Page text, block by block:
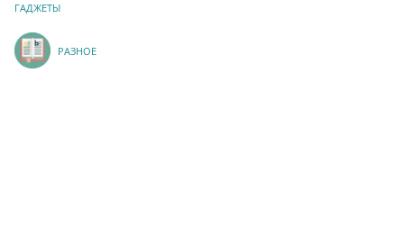
ГАДЖЕТЫ
РАЗНОЕ